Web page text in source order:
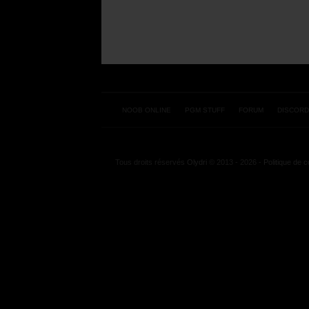
NOOB ONLINE PGM STUFF FORUM DISCORD
Olydri Politique de